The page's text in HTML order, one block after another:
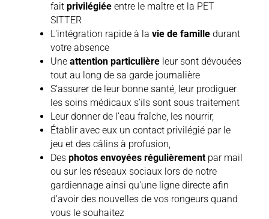
fait privilégiée entre le maître et la PET
SITTER
L'intégration rapide à la vie de famille durant
votre absence
Une attention particulière leur sont dévouées
tout au long de sa garde journalière
S’assurer de leur bonne santé, leur prodiguer
les soins médicaux s’ils sont sous traitement
Leur donner de l’eau fraîche, les nourrir,
Établir avec eux un contact privilégié par le
jeu et des câlins à profusion,
Des photos envoyées régulièrementpar mail
ou sur les réseaux sociaux lors de notre
gardiennage ainsi qu'une ligne directe afin
d'avoir des nouvelles de vos rongeurs quand
vous le souhaitez